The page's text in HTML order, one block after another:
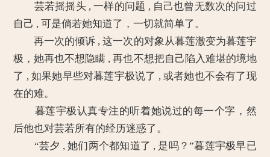
芸若摇摇头 , 一样的问题 , 自己也曾无数次的问过
自己 , 可是倘若她知道了，一切就简单了。
再一次的倾诉 , 这一次的对象从暮莲澈变为暮莲宇
极，她再也不想隐瞒 , 再也不想把自己陷入难堪的境地
了 , 如果她早些对暮莲宇极说了 , 或者她也不会有了现
在的难。
暮莲宇极认真专注的听着她说过的每一个字，然
后他也对芸若所有的经历迷惑了。
“芸夕 , 她们两个都知道了 , 是吗？”暮莲宇极早已